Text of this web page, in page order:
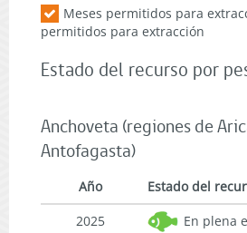
Meses permitidos para
permitidos para extracción
Estado del recurso por
Anchoveta (regiones de
Antofagasta)
Año
Estado del
2025
En plena